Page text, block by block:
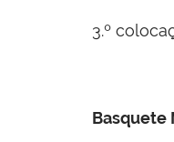
3.º
Basquete